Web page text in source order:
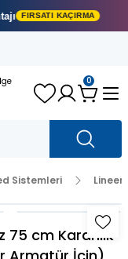
KAÇIRMA
0
Sistemleri Lineer
75 cm Karanlık